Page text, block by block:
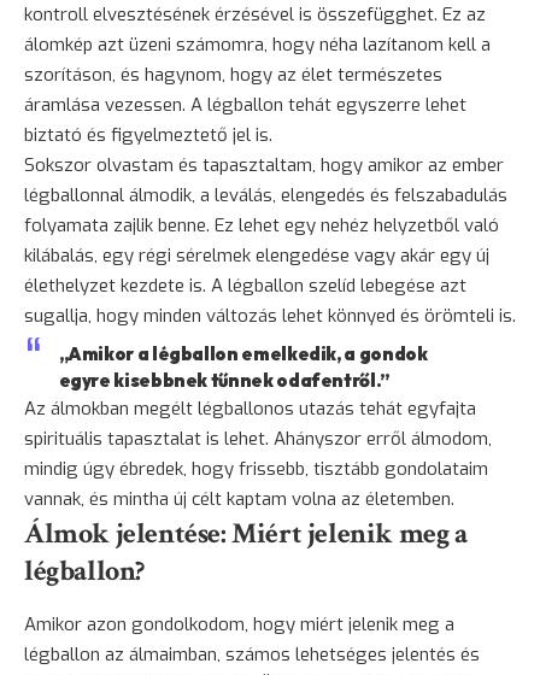
kontroll elvesztésének érzésével is összefügghet. Ez az
álomkép azt üzeni számomra, hogy néha lazítanom kell a
szorításon, és hagynom, hogy az élet természetes
áramlása vezessen. A légballon tehát egyszerre lehet
biztató és figyelmeztető jel is.
Sokszor olvastam és tapasztaltam, hogy amikor az ember
légballonnal álmodik, a leválás, elengedés és felszabadulás
folyamata zajlik benne. Ez lehet egy nehéz helyzetből való
kilábalás, egy régi sérelmek elengedése vagy akár egy új
élethelyzet kezdete is. A légballon szelíd lebegése azt
sugallja, hogy minden változás lehet könnyed és örömteli is.
„Amikor a légballon emelkedik, a gondok
egyre kisebbnek tűnnek odafentről.”
Az álmokban megélt légballonos utazás tehát egyfajta
spirituális tapasztalat is lehet. Ahányszor erről álmodom,
mindig úgy ébredek, hogy frissebb, tisztább gondolataim
vannak, és mintha új célt kaptam volna az életemben.
Álmok jelentése: Miért jelenik meg a
légballon?
Amikor azon gondolkodom, hogy miért jelenik meg a
légballon az álmaimban, számos lehetséges jelentés és